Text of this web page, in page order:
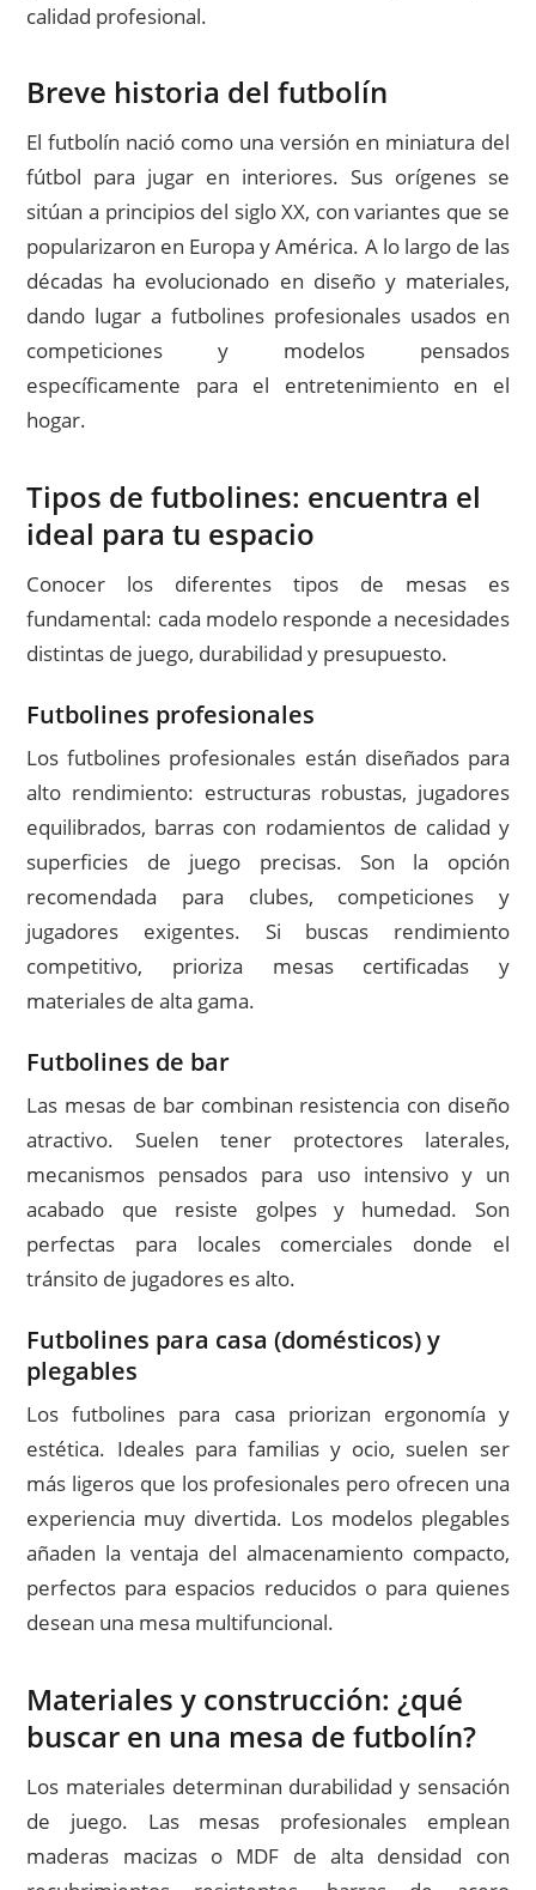
calidad profesional.
Breve historia del futbolín
El futbolín nació como una versión en miniatura del
fútbol para jugar en interiores. Sus orígenes se
sitúan a principios del siglo XX, con variantes que se
popularizaron en Europa y América. A lo largo de las
décadas ha evolucionado en diseño y materiales,
dando lugar a futbolines profesionales usados en
competiciones y modelos pensados
específicamente para el entretenimiento en el
hogar.
Tipos de futbolines: encuentra el
ideal para tu espacio
Conocer los diferentes tipos de mesas es
fundamental: cada modelo responde a necesidades
distintas de juego, durabilidad y presupuesto.
Futbolines profesionales
Los futbolines profesionales están diseñados para
alto rendimiento: estructuras robustas, jugadores
equilibrados, barras con rodamientos de calidad y
superficies de juego precisas. Son la opción
recomendada para clubes, competiciones y
jugadores exigentes. Si buscas rendimiento
competitivo, prioriza mesas certificadas y
materiales de alta gama.
Futbolines de bar
Las mesas de bar combinan resistencia con diseño
atractivo. Suelen tener protectores laterales,
mecanismos pensados para uso intensivo y un
acabado que resiste golpes y humedad. Son
perfectas para locales comerciales donde el
tránsito de jugadores es alto.
Futbolines para casa (domésticos) y
plegables
Los futbolines para casa priorizan ergonomía y
estética. Ideales para familias y ocio, suelen ser
más ligeros que los profesionales pero ofrecen una
experiencia muy divertida. Los modelos plegables
añaden la ventaja del almacenamiento compacto,
perfectos para espacios reducidos o para quienes
desean una mesa multifuncional.
Materiales y construcción: ¿qué
buscar en una mesa de futbolín?
Los materiales determinan durabilidad y sensación
de juego. Las mesas profesionales emplean
maderas macizas o MDF de alta densidad con